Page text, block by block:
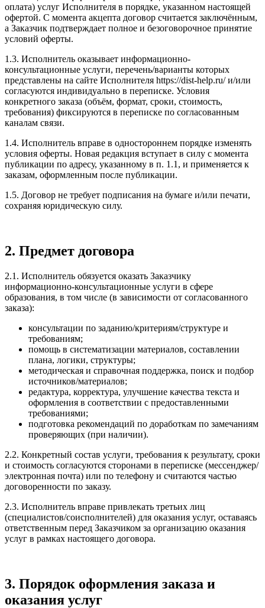
оплата) услуг Исполнителя в порядке, указанном настоящей
офертой. С момента акцепта договор считается заключённым,
а Заказчик подтверждает полное и безоговорочное принятие
условий оферты.
1.3. Исполнитель оказывает информационно-
консультационные услуги, перечень/варианты которых
представлены на сайте Исполнителя https://dist-help.ru/ и/или
согласуются индивидуально в переписке. Условия
конкретного заказа (объём, формат, сроки, стоимость,
требования) фиксируются в переписке по согласованным
каналам связи.
1.4. Исполнитель вправе в одностороннем порядке изменять
условия оферты. Новая редакция вступает в силу с момента
публикации по адресу, указанному в п. 1.1, и применяется к
заказам, оформленным после публикации.
1.5. Договор не требует подписания на бумаге и/или печати,
сохраняя юридическую силу.
2. Предмет договора
2.1. Исполнитель обязуется оказать Заказчику
информационно-консультационные услуги в сфере
образования, в том числе (в зависимости от согласованного
заказа):
консультации по заданию/критериям/структуре и
требованиям;
помощь в систематизации материалов, составлении
плана, логики, структуры;
методическая и справочная поддержка, поиск и подбор
источников/материалов;
редактура, корректура, улучшение качества текста и
оформления в соответствии с предоставленными
требованиями;
подготовка рекомендаций по доработкам по замечаниям
проверяющих (при наличии).
2.2. Конкретный состав услуги, требования к результату, сроки
и стоимость согласуются сторонами в переписке (мессенджер/
электронная почта) или по телефону и считаются частью
договоренности по заказу.
2.3. Исполнитель вправе привлекать третьих лиц
(специалистов/соисполнителей) для оказания услуг, оставаясь
ответственным перед Заказчиком за организацию оказания
услуг в рамках настоящего договора.
3. Порядок оформления заказа и
оказания услуг